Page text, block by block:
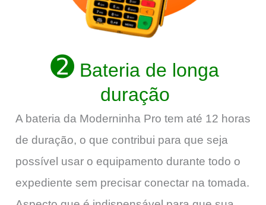
➋ Bateria de longa
duração
A bateria da Moderninha Pro tem até 12 horas
de duração, o que contribui para que seja
possível usar o equipamento durante todo o
expediente sem precisar conectar na tomada.